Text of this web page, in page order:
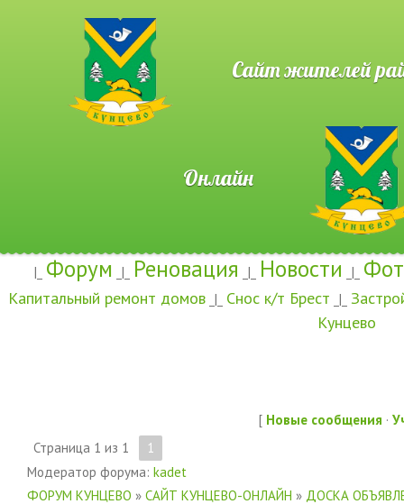
Сайт жителей
Онлайн
|_ Форум _|_ Реновация _|_ Новости _|_
Капитальный ремонт домов _|_ Снос к/т Брест _|_
Кунцево
[ Новые сообщения ·
Страница 1 из 1
1
Модератор форума: kadet
ФОРУМ КУНЦЕВО » САЙТ КУНЦЕВО-ОНЛАЙН » ДОСКА